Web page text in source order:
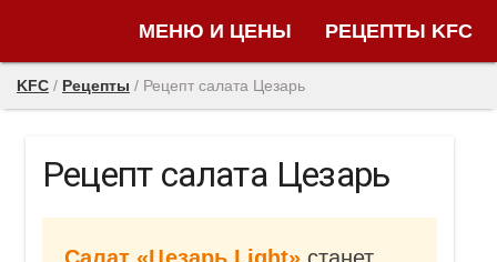
МЕНЮ И ЦЕНЫ РЕЦЕПТЫ KFC
KFC / Рецепты / Рецепт салата Цезарь
Рецепт салата Цезарь